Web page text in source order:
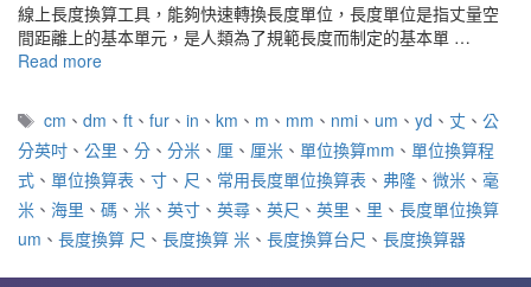
線上長度換算工具，能夠快速轉換長度單位，長度單位是指丈量空
間距離上的基本單元，是人類為了規範長度而制定的基本單 …
Read more
標
籤
cm 、dm 、ft 、fur 、in 、km 、 m 、 mm 、 nmi 、 um 、yd 、 丈 、公
分英吋 、 公里 、 分 、 分米 、 厘 、 厘米 、 單位換算mm 、 單位換算程
式 、 單位換算表 、 寸 、 尺 、 常用長度單位換算表 、 弗隆 、 微米 、 毫
米 、 海里 、 碼 、 米 、 英寸 、 英尋 、 英尺 、 英里 、 里 、 長度單位換算
um 、 長度換算 尺 、 長度換算 米 、 長度換算台尺 、 長度換算器